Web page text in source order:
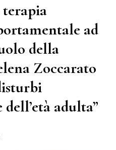
terapia
ad
della
Zoccarato
adulta”